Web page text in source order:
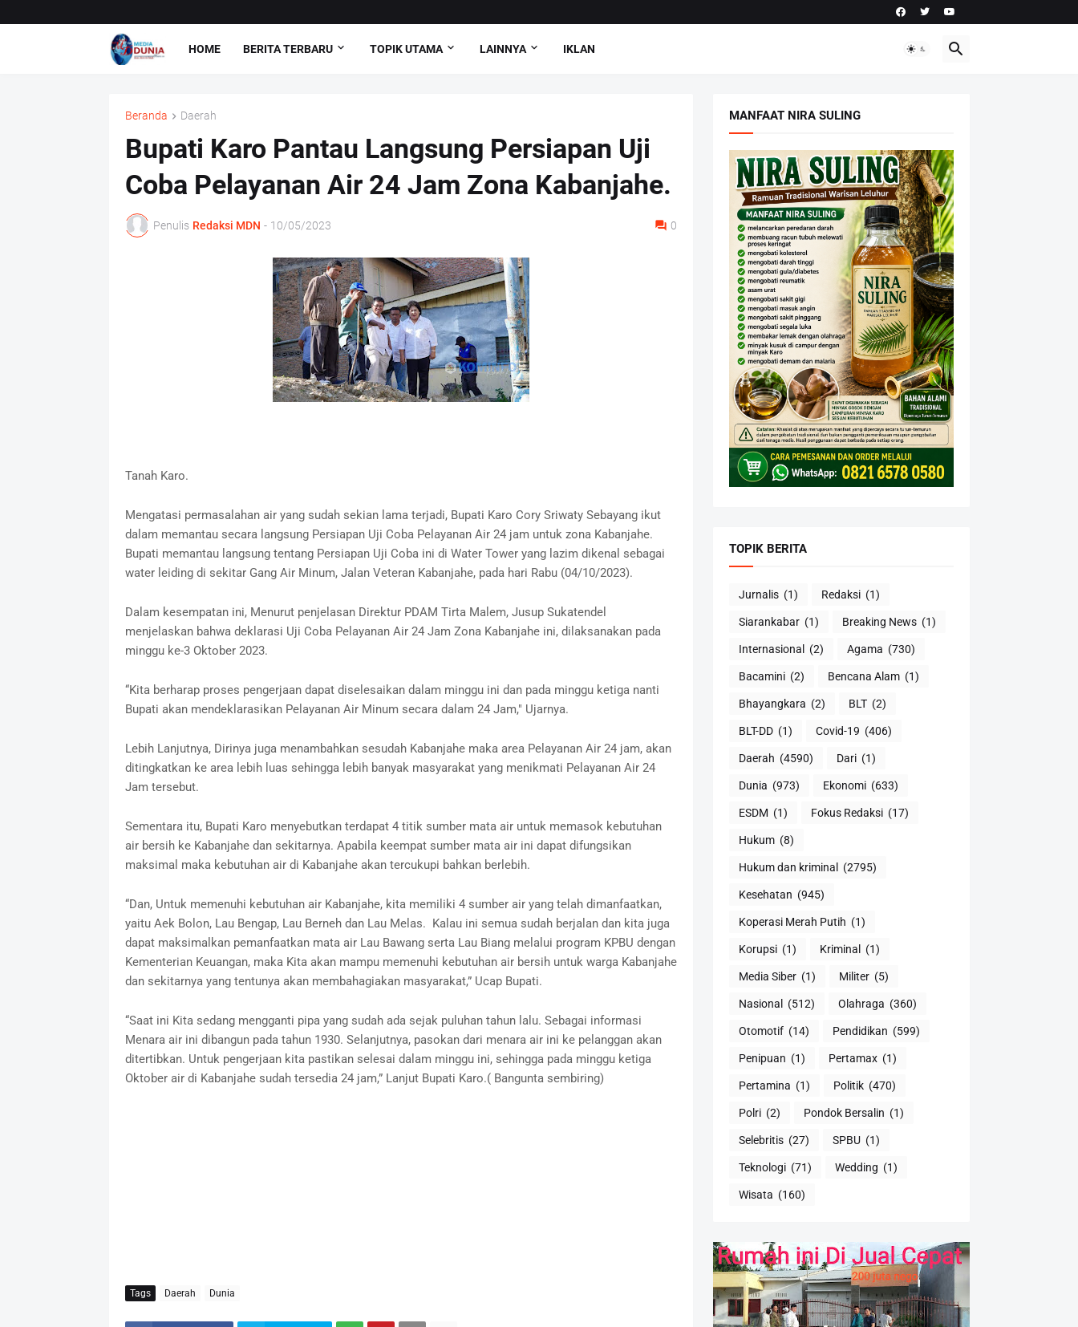
HOME BERITA TERBARU TOPIK UTAMA LAINNYA IKLAN
Beranda Daerah
Bupati Karo Pantau Langsung Persiapan Uji
Coba Pelayanan Air 24 Jam Zona Kabanjahe.
Penulis Redaksi MDN - 10/05/2023 0
Tanah Karo.
Mengatasi permasalahan air yang sudah sekian lama terjadi, Bupati Karo Cory Sriwaty Sebayang ikut
dalam memantau secara langsung Persiapan Uji Coba Pelayanan Air 24 jam untuk zona Kabanjahe.
Bupati memantau langsung tentang Persiapan Uji Coba ini di Water Tower yang lazim dikenal sebagai
water leiding di sekitar Gang Air Minum, Jalan Veteran Kabanjahe, pada hari Rabu (04/10/2023).
Dalam kesempatan ini, Menurut penjelasan Direktur PDAM Tirta Malem, Jusup Sukatendel
menjelaskan bahwa deklarasi Uji Coba Pelayanan Air 24 Jam Zona Kabanjahe ini, dilaksanakan pada
minggu ke-3 Oktober 2023.
“Kita berharap proses pengerjaan dapat diselesaikan dalam minggu ini dan pada minggu ketiga nanti
Bupati akan mendeklarasikan Pelayanan Air Minum secara dalam 24 Jam," Ujarnya.
Lebih Lanjutnya, Dirinya juga menambahkan sesudah Kabanjahe maka area Pelayanan Air 24 jam, akan
ditingkatkan ke area lebih luas sehingga lebih banyak masyarakat yang menikmati Pelayanan Air 24
Jam tersebut.
Sementara itu, Bupati Karo menyebutkan terdapat 4 titik sumber mata air untuk memasok kebutuhan
air bersih ke Kabanjahe dan sekitarnya. Apabila keempat sumber mata air ini dapat difungsikan
maksimal maka kebutuhan air di Kabanjahe akan tercukupi bahkan berlebih.
“Dan, Untuk memenuhi kebutuhan air Kabanjahe, kita memiliki 4 sumber air yang telah dimanfaatkan,
yaitu Aek Bolon, Lau Bengap, Lau Berneh dan Lau Melas. Kalau ini semua sudah berjalan dan kita juga
dapat maksimalkan pemanfaatkan mata air Lau Bawang serta Lau Biang melalui program KPBU dengan
Kementerian Keuangan, maka Kita akan mampu memenuhi kebutuhan air bersih untuk warga Kabanjahe
dan sekitarnya yang tentunya akan membahagiakan masyarakat,” Ucap Bupati.
“Saat ini Kita sedang mengganti pipa yang sudah ada sejak puluhan tahun lalu. Sebagai informasi
Menara air ini dibangun pada tahun 1930. Selanjutnya, pasokan dari menara air ini ke pelanggan akan
ditertibkan. Untuk pengerjaan kita pastikan selesai dalam minggu ini, sehingga pada minggu ketiga
Oktober air di Kabanjahe sudah tersedia 24 jam,” Lanjut Bupati Karo.( Bangunta sembiring)
Tags Daerah Dunia
MANFAAT NIRA SULING
TOPIK BERITA
Jurnalis (1) Redaksi (1)
Siarankabar (1) Breaking News (1)
Internasional (2) Agama (730)
Bacamini (2) Bencana Alam (1)
Bhayangkara (2) BLT (2)
BLT-DD (1) Covid-19 (406)
Daerah (4590) Dari (1)
Dunia (973) Ekonomi (633)
ESDM (1) Fokus Redaksi (17)
Hukum (8)
Hukum dan kriminal (2795)
Kesehatan (945)
Koperasi Merah Putih (1)
Korupsi (1) Kriminal (1)
Media Siber (1) Militer (5)
Nasional (512) Olahraga (360)
Otomotif (14) Pendidikan (599)
Penipuan (1) Pertamax (1)
Pertamina (1) Politik (470)
Polri (2) Pondok Bersalin (1)
Selebritis (27) SPBU (1)
Teknologi (71) Wedding (1)
Wisata (160)